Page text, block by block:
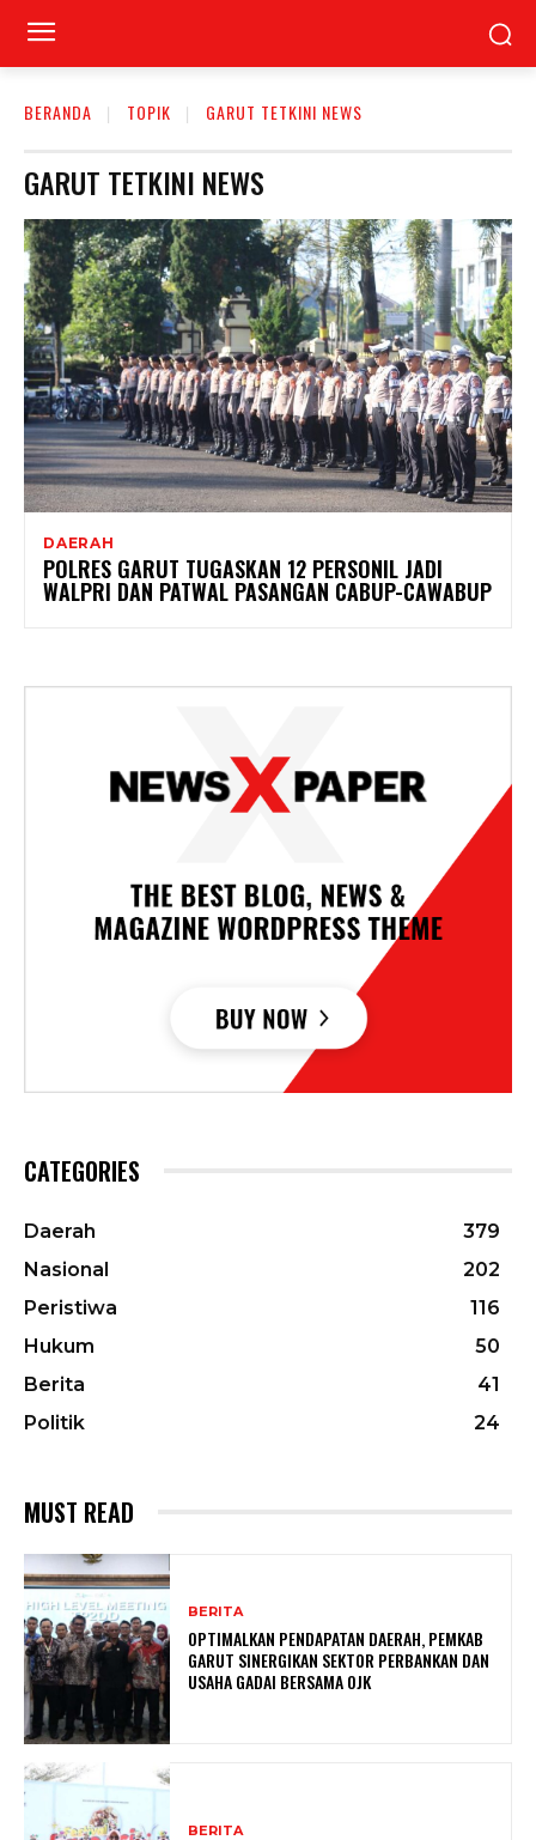
BERANDA TOPIK GARUT TETKINI NEWS
GARUT TETKINI NEWS
DAERAH
POLRES GARUT TUGASKAN 12 PERSONIL JADI
WALPRI DAN PATWAL PASANGAN CABUP-CAWABUP
CATEGORIES
Daerah
379
Nasional
202
Peristiwa
116
Hukum
50
Berita
41
Politik
24
MUST READ
BERITA
OPTIMALKAN PENDAPATAN DAERAH, PEMKAB
GARUT SINERGIKAN SEKTOR PERBANKAN DAN
USAHA GADAI BERSAMA OJK
BERITA